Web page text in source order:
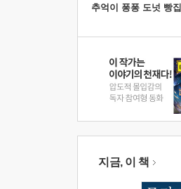
추억이 퐁퐁 도넛 빵집
지금, 이 책